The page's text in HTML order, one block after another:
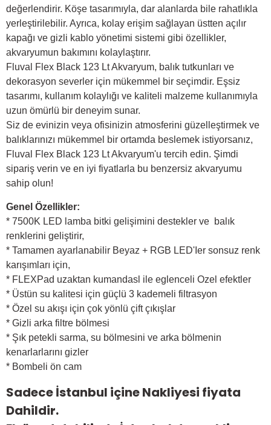
değerlendirir. Köşe tasarımıyla, dar alanlarda bile rahatlıkla
yerleştirilebilir. Ayrıca, kolay erişim sağlayan üstten açılır
kapağı ve gizli kablo yönetimi sistemi gibi özellikler,
akvaryumun bakımını kolaylaştırır.
Fluval Flex Black 123 Lt Akvaryum, balık tutkunları ve
dekorasyon severler için mükemmel bir seçimdir. Eşsiz
tasarımı, kullanım kolaylığı ve kaliteli malzeme kullanımıyla
uzun ömürlü bir deneyim sunar.
Siz de evinizin veya ofisinizin atmosferini güzelleştirmek ve
balıklarınızı mükemmel bir ortamda beslemek istiyorsanız,
Fluval Flex Black 123 Lt Akvaryum'u tercih edin. Şimdi
sipariş verin ve en iyi fiyatlarla bu benzersiz akvaryumu
sahip olun!
Genel Özellikler:
* 7500K LED lamba bitki gelişimini destekler ve balık
renklerini geliştirir,
* Tamamen ayarlanabilir Beyaz + RGB LED'Ier sonsuz renk
karışımları için,
* FLEXPad uzaktan kumandasl ile eglenceli Ozel efektler
* Üstün su kalitesi için güçlü 3 kademeli filtrasyon
* Özel su akışı için çok yönlü çift çıkışlar
* Gizli arka filtre bölmesi
* Şık petekli sarma, su bölmesini ve arka bölmenin
kenarlarlarını gizler
* Bombeli ön cam
Sadece İstanbul içine Nakliyesi fiyata
Dahildir.